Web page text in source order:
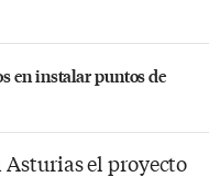
en instalar puntos de
el proyecto